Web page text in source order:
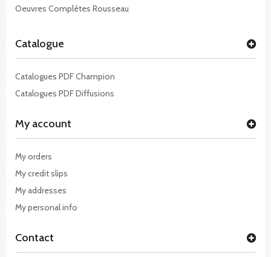
Oeuvres Complètes Rousseau
Catalogue
Catalogues PDF Champion
Catalogues PDF Diffusions
My account
My orders
My credit slips
My addresses
My personal info
Contact